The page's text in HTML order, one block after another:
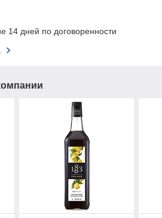
14 дней по договоренности